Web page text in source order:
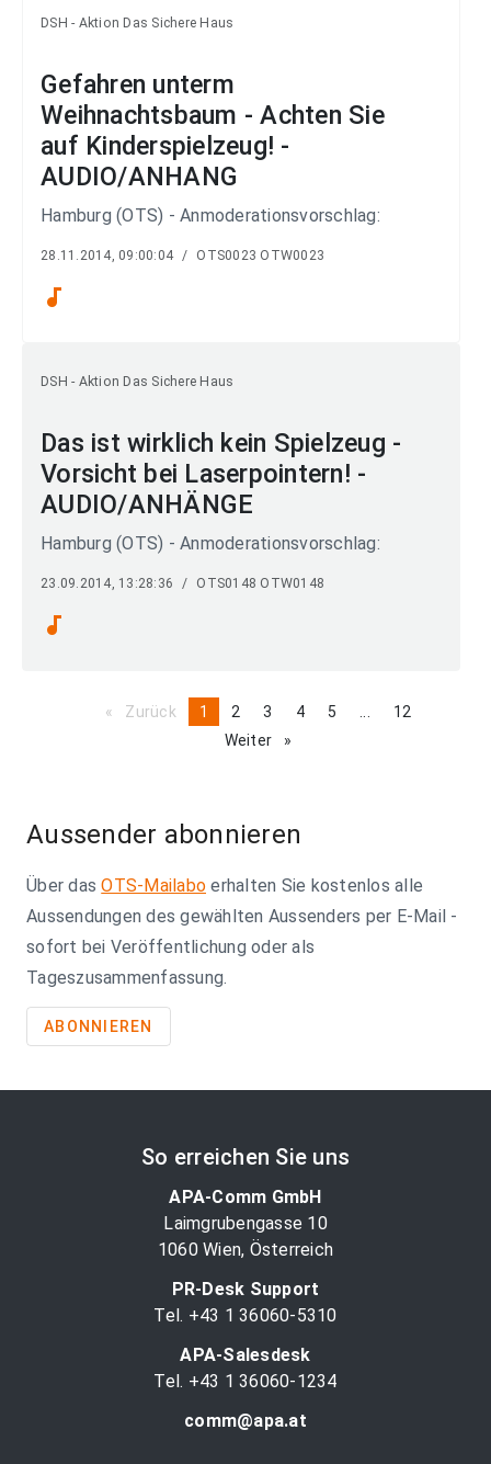
DSH - Aktion Das Sichere Haus
Gefahren unterm
Weihnachtsbaum - Achten Sie
auf Kinderspielzeug! -
AUDIO/ANHANG
Hamburg (OTS) - Anmoderationsvorschlag:
28.11.2014, 09:00:04 / OTS0023 OTW0023
audiotrack
DSH - Aktion Das Sichere Haus
Das ist wirklich kein Spielzeug -
Vorsicht bei Laserpointern! -
AUDIO/ANHÄNGE
Hamburg (OTS) - Anmoderationsvorschlag:
23.09.2014, 13:28:36 / OTS0148 OTW0148
audiotrack
Zurück pageYou're
1 page
2 page
3 page
4 page
5 pagepage
12
Weiter
page
Aussender abonnieren
Über dasOTS-Mailabo erhalten Sie kostenlos alle
Aussendungen des gewählten Aussenders per E-Mail -
sofort bei Veröffentlichung oder als
Tageszusammenfassung.
ABONNIEREN
So erreichen Sie uns
APA-Comm GmbH
Laimgrubengasse 10
1060 Wien, Österreich
PR-Desk Support
Tel. +43 1 36060-5310
APA-Salesdesk
Tel. +43 1 36060-1234
comm@apa.at